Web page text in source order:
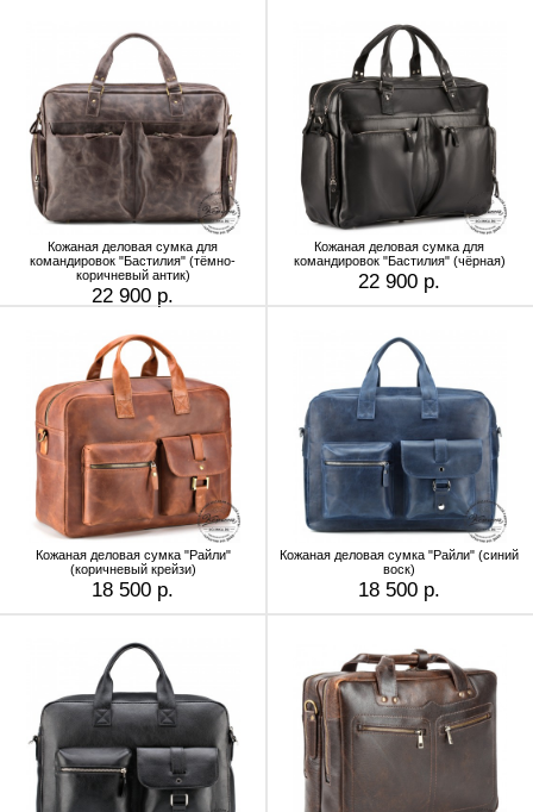
Кожаная деловая сумка для
командировок "Бастилия" (тёмно-
коричневый антик)
22 900 р.
Кожаная деловая сумка для
командировок "Бастилия" (чёрная)
22 900 р.
Кожаная деловая сумка "Райли"
(коричневый крейзи)
18 500 р.
Кожаная деловая сумка "Райли" (синий
воск)
18 500 р.